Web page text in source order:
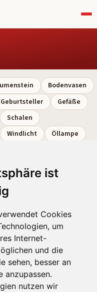
ist
Cookies
um
Internet-
und die
sehen, besser an
anzupassen.
nutzen wir
Bodenvasen
Geburtsteller
Gefäße
Schalen
Windlicht Öllampe
Markt melden ·